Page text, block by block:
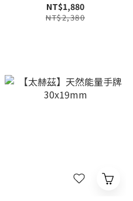
NT$1,880
NT$2,380